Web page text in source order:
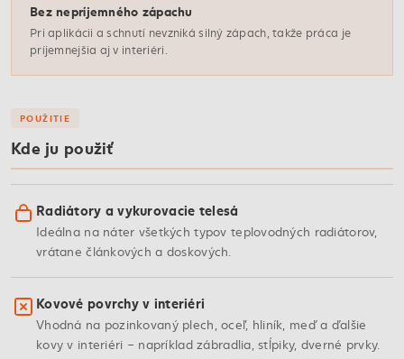
Bez nepríjemného zápachu
Pri aplikácii a schnutí nevzniká silný zápach, takže práca je
príjemnejšia aj v interiéri.
POUŽITIE
Kde ju použiť
Radiátory a vykurovacie telesá
Ideálna na náter všetkých typov teplovodných radiátorov,
vrátane článkových a doskových.
Kovové povrchy v interiéri
Vhodná na pozinkovaný plech, oceľ, hliník, meď a ďalšie
kovy v interiéri – napríklad zábradlia, stĺpiky, dverné prvky.